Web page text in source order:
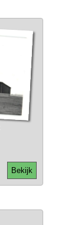
Bekijk